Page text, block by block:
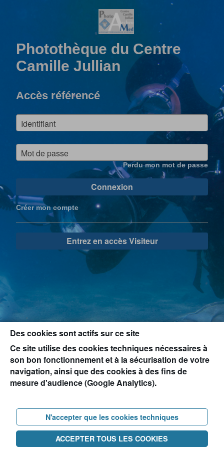
Photothèque du Centre
Camille Jullian
Accès référencé
Identifiant
Mot de passe
Perdu mon mot de passe
Connexion
Créer mon compte
Entrez en accès Visiteur
Des cookies sont actifs sur ce site
Ce site utilise des cookies techniques nécessaires à
son bon fonctionnement et à la sécurisation de votre
navigation, ainsi que des cookies à des fins de
mesure d'audience (Google Analytics).
N'accepter que les cookies techniques
ACCEPTER TOUS LES COOKIES